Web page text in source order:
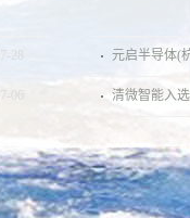
07-28 元启半导体(
元 PreB轮融
07 清微智能入